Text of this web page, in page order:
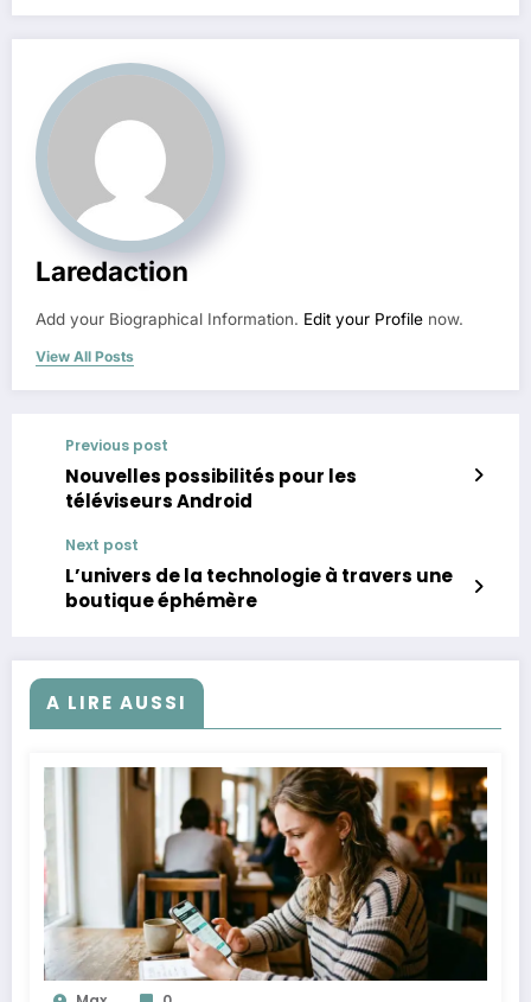
Laredaction
Add your Biographical Information. Edit your Profile now.
View All Posts
Previous post
Nouvelles possibilités pour les
téléviseurs Android
Next post
L’univers de la technologie à travers une
boutique éphémère
A LIRE AUSSI